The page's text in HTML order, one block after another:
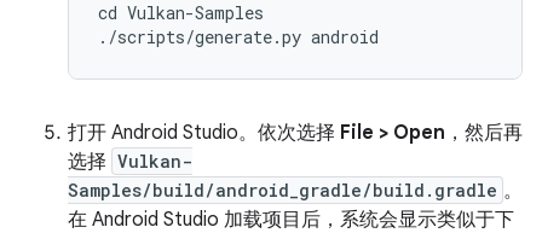
cd Vulkan-Samples
打开 Android Studio。依次选择 File > Open ，然后再
选择 Vulkan-
Samples/build/android_gradle/build.gradle 。
在 Android Studio 加载项目后，系统会显示类似于下